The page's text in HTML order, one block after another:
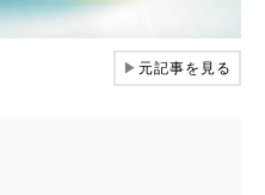
▶元記事を見る